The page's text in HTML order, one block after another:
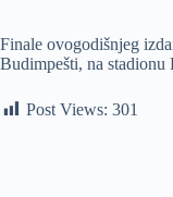
Finale ovogodišnjeg
Budimpešti, na stadionu
Post Views: 301